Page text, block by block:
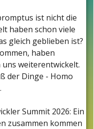
ist nicht die
haben schon viele
gleich geblieben ist?
haben
weiterentwickelt.
der Dinge - Homo
Summit 2026: Ein
zusammen kommen